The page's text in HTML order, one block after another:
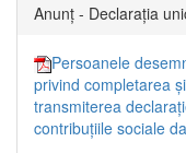
Anunț - Declarația
Persoanele
privind completarea
transmiterea
contribuțiile sociale